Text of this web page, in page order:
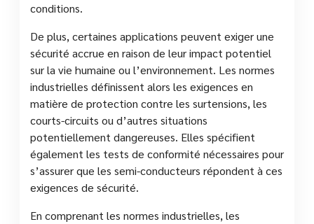
conditions.
De plus, certaines applications peuvent exiger une
sécurité accrue en raison de leur impact potentiel
sur la vie humaine ou l’environnement. Les normes
industrielles définissent alors les exigences en
matière de protection contre les surtensions, les
courts-circuits ou d’autres situations
potentiellement dangereuses. Elles spécifient
également les tests de conformité nécessaires pour
s’assurer que les semi-conducteurs répondent à ces
exigences de sécurité.
En comprenant les normes industrielles, les